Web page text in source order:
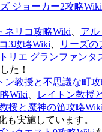
ジョーカー2攻略Wiki
ネリコ攻略Wiki
アル
3攻略Wiki
リーズの
リエ グランファンタ
た！
ン教授と不思議な町
Wiki
レイトン教授
授と魔神の笛攻略Wiki
も実施しています。